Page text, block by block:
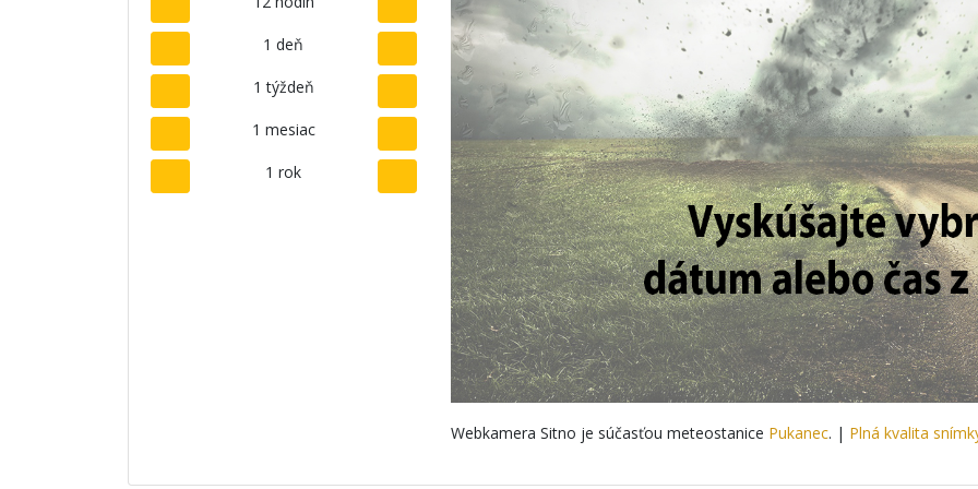
1 deň
1 týždeň
1 mesiac
1 rok
Webkamera Sitno je súčasťou meteostanice Pukanec. | Plná kvalita